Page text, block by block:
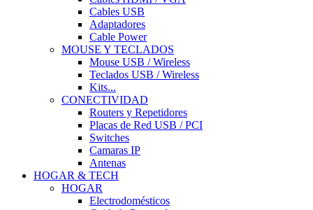
Cables USB
Adaptadores
Cable Power
MOUSE Y TECLADOS
Mouse USB / Wireless
Teclados USB / Wireless
Kits...
CONECTIVIDAD
Routers y Repetidores
Placas de Red USB / PCI
Switches
Camaras IP
Antenas
HOGAR & TECH
HOGAR
Electrodomésticos